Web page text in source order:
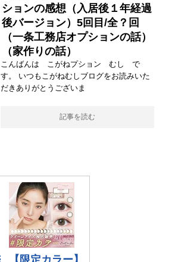
ションの感想（入居後１年経過
後バージョン）5回目/全？回
（一条工務店オプションの話）
（家作りの話）
こんばんは こがねプション むし で
す。 いつもこがねむしブログをお読みいた
だきありがとうございま
記事を読む